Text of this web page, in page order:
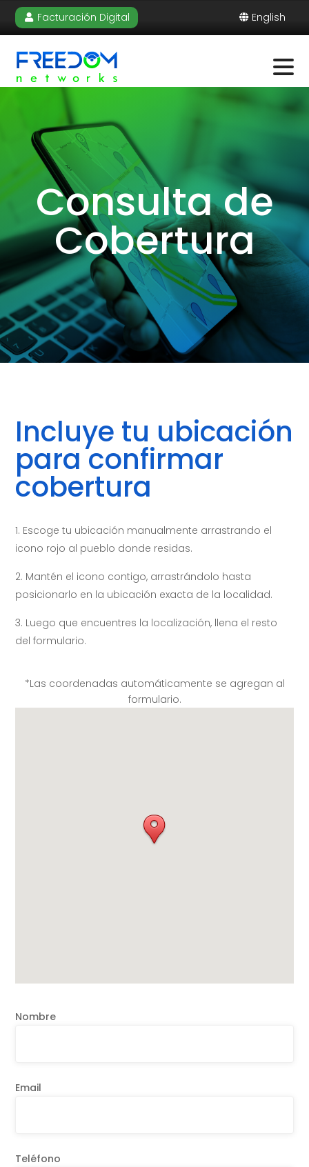
Facturación Digital English
Consulta de
Cobertura
Incluye tu ubicación
para confirmar
cobertura
Escoge tu ubicación manualmente arrastrando el
icono rojo al pueblo donde residas.
Mantén el icono contigo, arrastrándolo hasta
posicionarlo en la ubicación exacta de la localidad.
Luego que encuentres la localización, llena el resto
del formulario.
*Las coordenadas automáticamente se agregan al
formulario.
Nombre
Email
Teléfono